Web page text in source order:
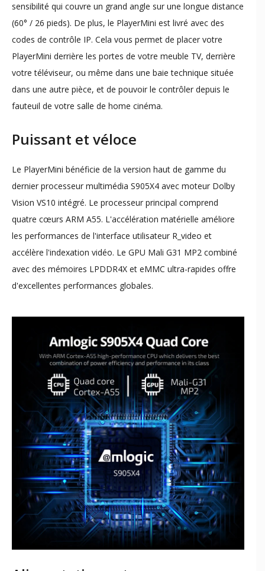
sensibilité qui couvre un grand angle sur une longue distance
(60° / 26 pieds). De plus, le PlayerMini est livré avec des
codes de contrôle IP. Cela vous permet de placer votre
PlayerMini derrière les portes de votre meuble TV, derrière
votre téléviseur, ou même dans une baie technique située
dans une autre pièce, et de pouvoir le contrôler depuis le
fauteuil de votre salle de home cinéma.
Puissant et véloce
Le PlayerMini bénéficie de la version haut de gamme du
dernier processeur multimédia S905X4 avec moteur Dolby
Vision VS10 intégré. Le processeur principal comprend
quatre cœurs ARM A55. L'accélération matérielle améliore
les performances de l'interface utilisateur R_video et
accélère l'indexation vidéo. Le GPU Mali G31 MP2 combiné
avec des mémoires LPDDR4X et eMMC ultra-rapides offre
d'excellentes performances globales.